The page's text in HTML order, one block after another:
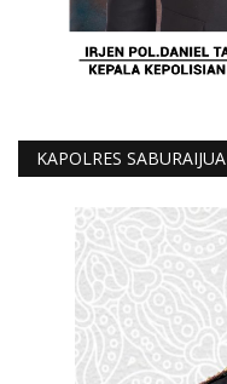
KAPOLRES SABURAIJUA